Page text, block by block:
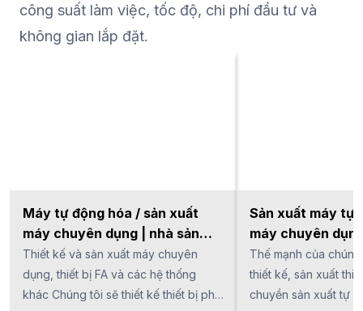
công suất làm việc, tốc độ, chi phí đầu tư và
không gian lắp đặt.
Máy tự động hóa / sản xuất
máy chuyên dụng | nhà sản
xuất Nhật Bản
Thiết kế và sản xuất máy chuyên
dụng, thiết bị FA và các hệ thống
khác Chúng tôi sẽ thiết kế thiết bị phù
Sản xuất máy tự
máy chuyên
xuất Việt Nam
Thế mạnh của
thiết kế, sản xuất
chuyền sản xuất tự động. Đội